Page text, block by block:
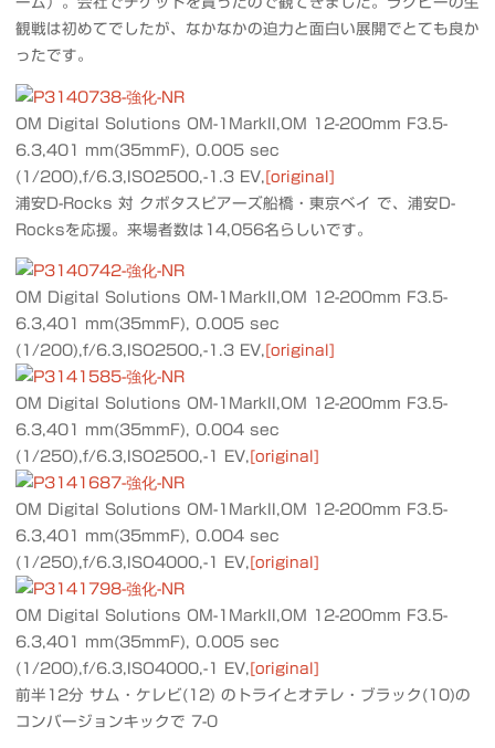
観戦は初めてでしたが、なかなかの迫力と面白い展開でとても良か
ったです。
OM Digital Solutions OM-1MarkII,OM 12-200mm F3.5-
6.3,401 mm(35mmF), 0.005 sec
(1/200),f/6.3,ISO2500,-1.3 EV, [original]
浦安D-Rocks 対 クボタスピアーズ船橋・東京ベイ で、浦安D-
Rocksを応援。来場者数は14,056名らしいです。
OM Digital Solutions OM-1MarkII,OM 12-200mm F3.5-
6.3,401 mm(35mmF), 0.005 sec
(1/200),f/6.3,ISO2500,-1.3 EV, [original]
OM Digital Solutions OM-1MarkII,OM 12-200mm F3.5-
6.3,401 mm(35mmF), 0.004 sec
(1/250),f/6.3,ISO2500,-1 EV, [original]
OM Digital Solutions OM-1MarkII,OM 12-200mm F3.5-
6.3,401 mm(35mmF), 0.004 sec
(1/250),f/6.3,ISO4000,-1 EV, [original]
OM Digital Solutions OM-1MarkII,OM 12-200mm F3.5-
6.3,401 mm(35mmF), 0.005 sec
(1/200),f/6.3,ISO4000,-1 EV, [original]
前半12分 サム・ケレビ(12) のトライとオテレ・ブラック(10)の
コンバージョンキックで 7-0